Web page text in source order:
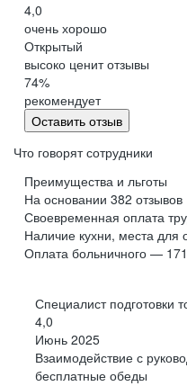
4,0
очень хорошо
Открытый
высоко ценит отзывы
74%
рекомендует
Оставить отзыв
Что говорят сотрудники
Преимущества и льготы
На основании 382 отзывов
Своевременная оплата
Наличие кухни, места
Оплата больничного — 171
Специалист подготовки
4,0
Июнь 2025
Взаимодействие с
бесплатные обеды